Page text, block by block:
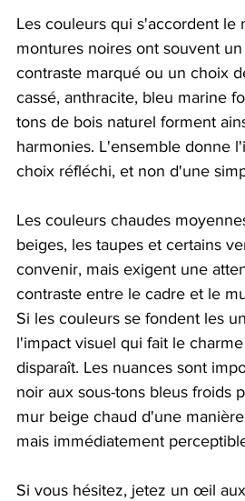
Les couleurs qui s'accordent le
montures noires ont souvent
contraste marqué ou un choix
cassé, anthracite, bleu marine
tons de bois naturel forment
harmonies. L'ensemble donne
choix réfléchi, et non d'une
Les couleurs chaudes
beiges, les taupes et certains
convenir, mais exigent une
contraste entre le cadre et le
Si les couleurs se fondent les
l'impact visuel qui fait le
disparaît. Les nuances sont
noir aux sous-tons bleus froids
mur beige chaud d'une
mais immédiatement
Si vous hésitez, jetez un œil